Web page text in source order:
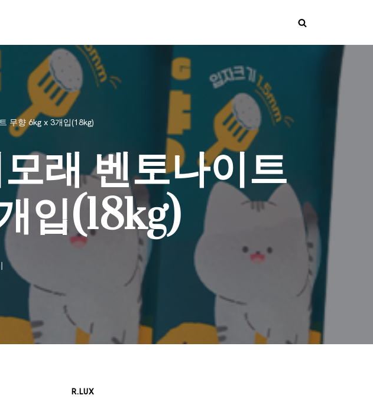
무향 6kg x 3개입(18kg)
래 벤토나이트
입(18kg)
R.LUX